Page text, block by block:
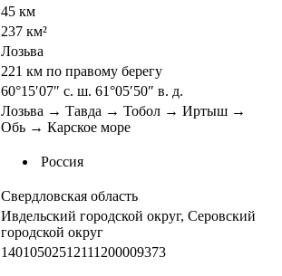
45 км
237 км²
Лозьва
221 км по правому берегу
60°15′07″ с. ш. 61°05′50″ в. д.
Лозьва → Тавда → Тобол → Иртыш →
Обь → Карское море
Россия
Свердловская область
Ивдельский городской округ, Серовский
городской округ
14010502512111200009373